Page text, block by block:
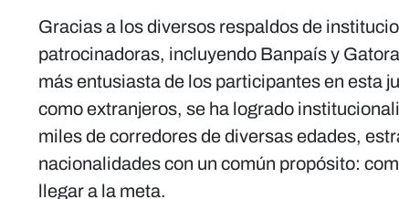
Gracias a los diversos respaldos de
patrocinadoras, incluyendo Banpaís y
más entusiasta de los participantes en esta
como extranjeros, se ha logrado
miles de corredores de diversas edades,
nacionalidades con un común propósito:
llegar a la meta.